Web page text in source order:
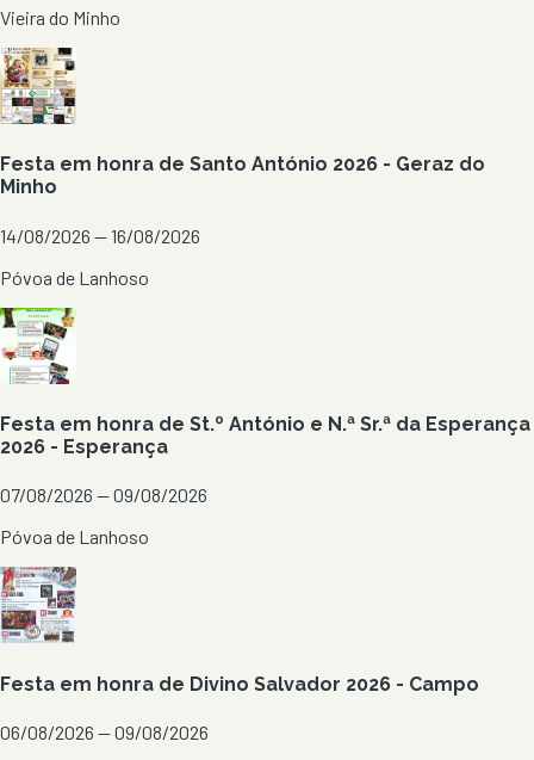
Vieira do Minho
Festa em honra de Santo António 2026 - Geraz do
Minho
14/08/2026 — 16/08/2026
Póvoa de Lanhoso
Festa em honra de St.º António e N.ª Sr.ª da Esperança
2026 - Esperança
07/08/2026 — 09/08/2026
Póvoa de Lanhoso
Festa em honra de Divino Salvador 2026 - Campo
06/08/2026 — 09/08/2026